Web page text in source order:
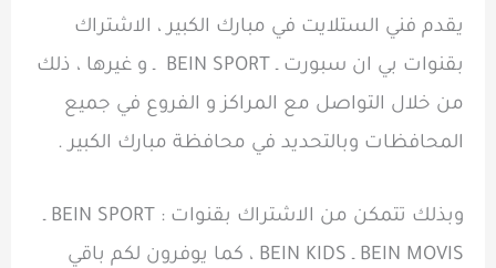
يقدم فني الستلايت في مبارك الكبير ، الاشتراك
بقنوات بي ان سبورت ـ BEIN SPORT ـ و غيرها ، ذلك
من خلال التواصل مع المراكز و الفروع في جميع
المحافظات وبالتحديد في محافظة مبارك الكبير .
وبذلك تتمكن من الاشتراك بقنوات : BEIN SPORT ـ
BEIN MOVIS ـ BEIN KIDS ، كما يوفرون لكم باقي